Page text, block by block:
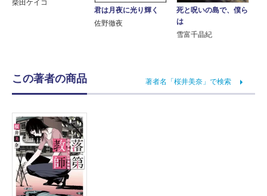
柴田ケイコ
君は月夜に光り輝く
佐野徹夜
死と呪いの島で、僕ら
は
雪富千晶紀
この著者の商品 著者名「桜井美奈」で検索